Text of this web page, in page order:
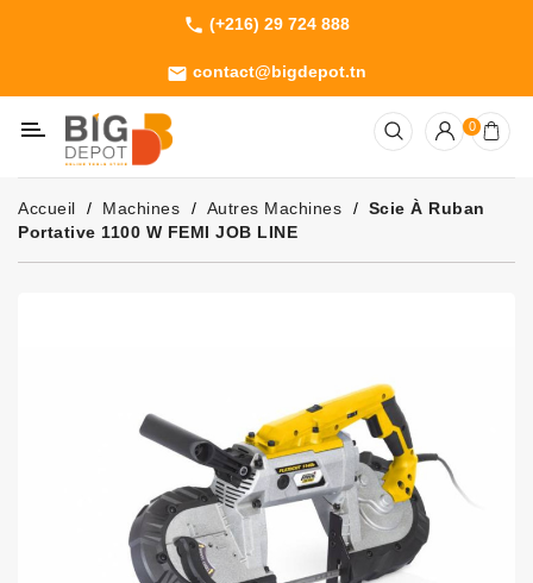
phone (+216) 29 724 888
email contact@bigdepot.tn
Machines
Outillage
Jardinage
Consommables
0
Accueil Machines Autres Machines
Scie À Ruban
Portative 1100 W FEMI JOB LINE